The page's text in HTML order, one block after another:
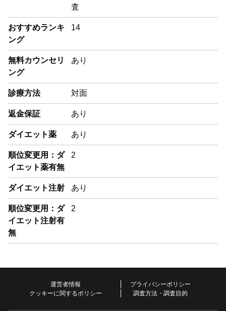
査
おすすめランキ
ング
14
無料カウンセリ
ング
あり
診療方法 対面
返金保証 あり
ダイエット薬 あり
順位変更用：ダ
イエット薬有無
2
ダイエット注射 あり
順位変更用：ダ
イエット注射有
無
2
運営者情報
プライバシーポリシー
クッキーに関するポリシー
調査方法・調査目的